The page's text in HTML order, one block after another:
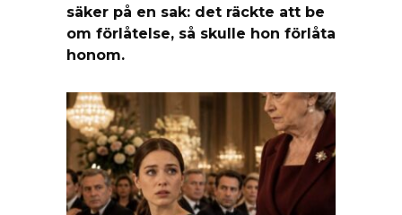
säker på en sak: det räckte att be
om förlåtelse, så skulle hon förlåta
honom.